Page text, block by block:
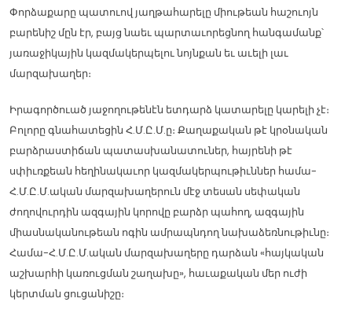
Փորձաքարը պատուով յաղթահարելը միութեան հաշուոյն
բարենիշ մըն էր, բայց նաեւ պարտաւորեցնող հանգամանք՝
յառաջիկային կազմակերպելու նոյնքան եւ աւելի լաւ
մարզախաղեր։
Իրագործուած յաջողութենէն ետդարձ կատարելը կարելի չէ։
Բոլորը գնահատեցին Հ.Մ.Ը.Մ.ը։ Քաղաքական թէ կրօնական
բարձրաստիճան պատասխանատուներ, հայրենի թէ
սփիւռքեան հեղինակաւոր կազմակերպութիւններ համա-
Հ.Մ.Ը.Մ.ական մարզախաղերուն մէջ տեսան սեփական
ժողովուրդին ազգային կորովը բարձր պահող, ազգային
միասնականութեան ոգին ամրապնդող նախաձեռնութիւնը։
Համա-Հ.Մ.Ը.Մ.ական մարզախաղերը դարձան «հայկական
աշխարհի կառուցման շաղախը», հաւաքական մեր ուժի
կերտման ցուցանիշը։